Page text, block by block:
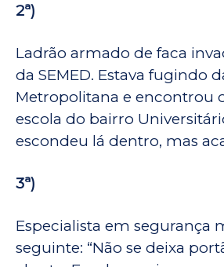
2ª)
Ladrão armado de faca
da SEMED. Estava fugindo
Metropolitana e encontrou
escola do bairro
escondeu lá dentro, mas
3ª)
Especialista em segurança
seguinte: “Não se deixa